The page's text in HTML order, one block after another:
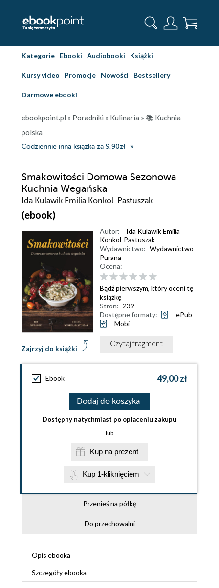
Kategorie Ebooki Audiobooki Książki
Kursy video Promocje Nowości Bestsellery
Darmowe ebooki
ebookpoint.pl » Poradniki » Kulinaria » 📚 Kuchnia
polska
Codziennie inna książka za 9,90zł
Smakowitości Domowa Sezonowa
Kuchnia Wegańska
Ida Kulawik Emilia Konkol-Pastuszak
(ebook)
Zajrzyj do książki
Autor:
Ida Kulawik Emilia
Konkol-Pastuszak
Wydawnictwo: Wydawnictwo
Purana
Ocena:
Bądź pierwszym, który oceni tę
książkę
Stron: 239
Dostępne formaty:
ePub
Mobi
Czytaj fragment
Ebook 49,00 zł
Dodaj do koszyka
Dostępny natychmiast po opłaceniu zakupu
lub
Kup na prezent
Kup 1-kliknięciem
Przenieś na półkę
Do przechowalni
Opis ebooka
Szczegółyebooka